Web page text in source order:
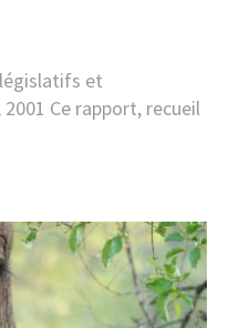
et
Ce rapport, recueil